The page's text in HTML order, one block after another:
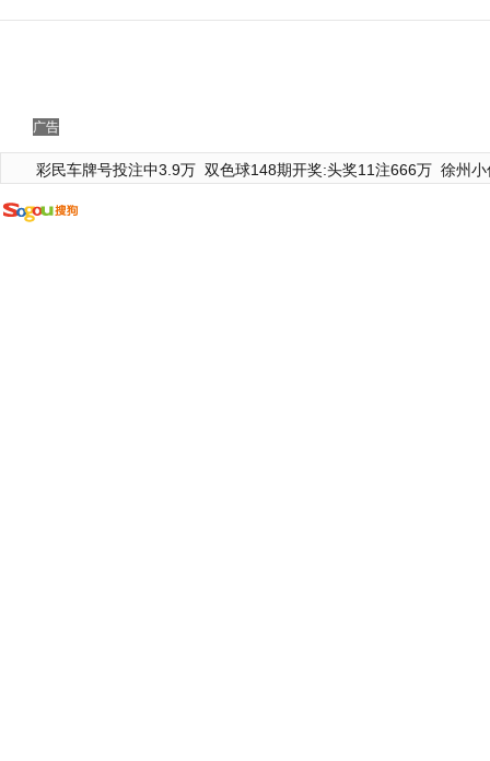
广告
彩民车牌号投注中3.9万 双色球148期开奖:头奖11注666万 徐州